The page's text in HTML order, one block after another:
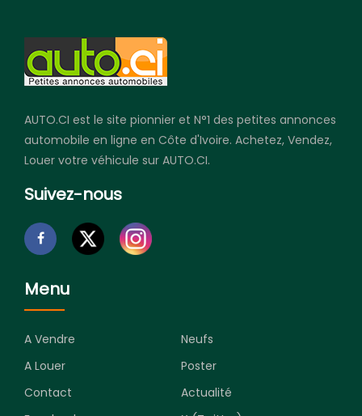
AUTO.CI est le site pionnier et N°1 des petites annonces
automobile en ligne en Côte d'Ivoire. Achetez, Vendez,
Louer votre véhicule sur AUTO.CI.
Suivez-nous
Menu
A Vendre
Neufs
A Louer
Poster
Contact
Actualité